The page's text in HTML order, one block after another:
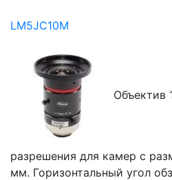
LM5JC10M
Объектив
разрешения для камер с
мм. Горизонтальный угол